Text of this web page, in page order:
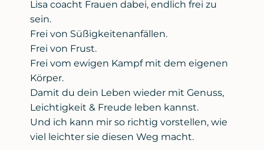
Lisa coacht Frauen dabei, endlich frei zu
sein.
Frei von Süßigkeitenanfällen.
Frei von Frust.
Frei vom ewigen Kampf mit dem eigenen
Körper.
Damit du dein Leben wieder mit Genuss,
Leichtigkeit & Freude leben kannst.
Und ich kann mir so richtig vorstellen, wie
viel leichter sie diesen Weg macht.